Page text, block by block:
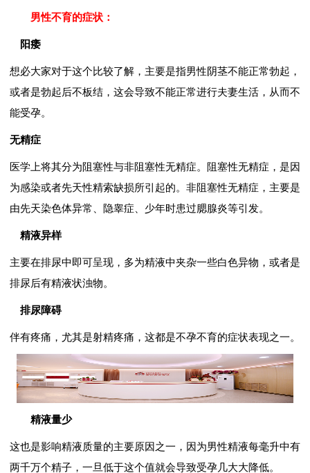
男性不育的症状：
阳痿
想必大家对于这个比较了解，主要是指男性阴茎不能正常勃起，
或者是勃起后不板结，这会导致不能正常进行夫妻生活，从而不
能受孕。
无精症
医学上将其分为阻塞性与非阻塞性无精症。阻塞性无精症，是因
为感染或者先天性精索缺损所引起的。非阻塞性无精症，主要是
由先天染色体异常、隐睾症、少年时患过腮腺炎等引发。
精液异样
主要在排尿中即可呈现，多为精液中夹杂一些白色异物，或者是
排尿后有精液状浊物。
排尿障碍
伴有疼痛，尤其是射精疼痛，这都是不孕不育的症状表现之一。
精液量少
这也是影响精液质量的主要原因之一，因为男性精液每毫升中有
两千万个精子，一旦低于这个值就会导致受孕几大大降低。